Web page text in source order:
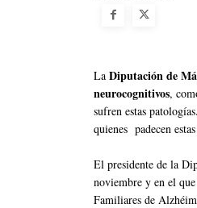
La Diputación de
neurocognitivos,
sufren estas
quienes padecen
El presidente de la
noviembre y en el
Familiares de